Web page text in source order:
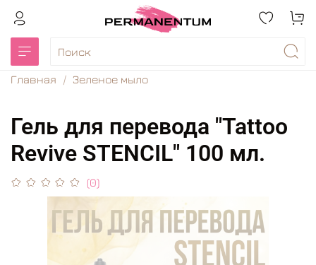
Главная Зеленое мыло
Гель для перевода "Tattoo
Revive STENCIL" 100 мл.
(0)